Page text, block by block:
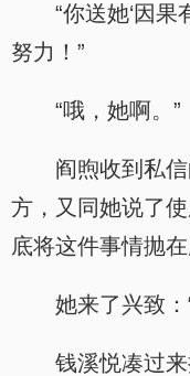
“你送她‘因
努力！”
“哦，她啊。”
阎煦收到私
方，又同她说了
底将这件事情抛在
她来了兴致
钱溪悦凑过